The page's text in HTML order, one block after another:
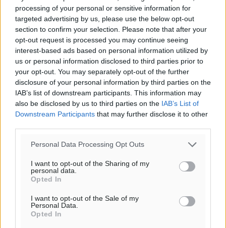
processing of your personal or sensitive information for
targeted advertising by us, please use the below opt-out
section to confirm your selection. Please note that after your
opt-out request is processed you may continue seeing
interest-based ads based on personal information utilized by
us or personal information disclosed to third parties prior to
your opt-out. You may separately opt-out of the further
disclosure of your personal information by third parties on the
IAB’s list of downstream participants. This information may
also be disclosed by us to third parties on the IAB’s List of
Downstream Participants that may further disclose it to other
Personal Data Processing Opt Outs
I want to opt-out of the Sharing of my
personal data.
Opted In
I want to opt-out of the Sale of my
Personal Data.
Opted In
Υπενθύμιση:
Για την μερική αναπαραγωγή της είδησης από άλλες
ιστοσελίδες είναι απαραίτητη η χρήση του παρακάτω
παρεχόμενου συνδέσμου παραπομπής προς το άρθρο
της Δημοκρατικής.
o καιρός τώρα:
αίθριος καιρός